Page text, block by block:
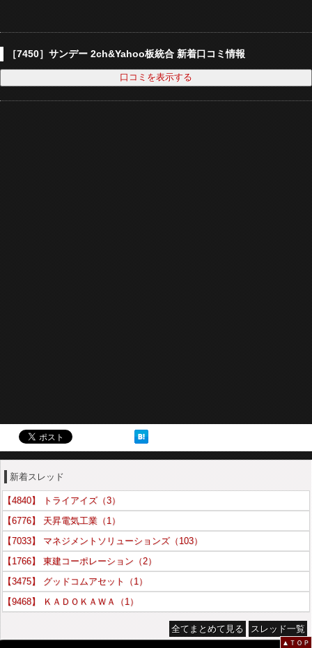
［7450］サンデー 2ch&Yahoo板統合 新着口コミ情報
新着スレッド
【4840】 トライアイズ（3）
【6776】 天昇電気工業（1）
【7033】 マネジメントソリューションズ（103）
【1766】 東建コーポレーション（2）
【3475】 グッドコムアセット（1）
【9468】 ＫＡＤＯＫＡＷＡ（1）
スレッド一覧
全てまとめて見る
▲ＴＯＰ